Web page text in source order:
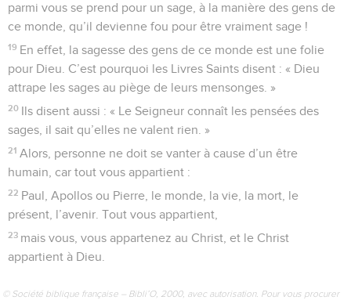
parmi vous se prend pour un sage, à la manière des gens de
ce monde, qu’il devienne fou pour être vraiment sage !
19 En effet, la sagesse des gens de ce monde est une folie
pour Dieu. C’est pourquoi les Livres Saints disent : « Dieu
attrape les sages au piège de leurs mensonges. »
20 Ils disent aussi : « Le Seigneur connaît les pensées des
sages, il sait qu’elles ne valent rien. »
21 Alors, personne ne doit se vanter à cause d’un être
humain, car tout vous appartient :
22 Paul, Apollos ou Pierre, le monde, la vie, la mort, le
présent, l’avenir. Tout vous appartient,
23 mais vous, vous appartenez au Christ, et le Christ
appartient à Dieu.
© Société biblique française – Bibli’O, 2000, avec autorisation. Pour vous procurer